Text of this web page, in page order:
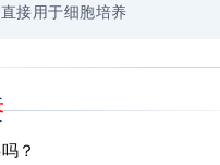
接用于细胞培养
？